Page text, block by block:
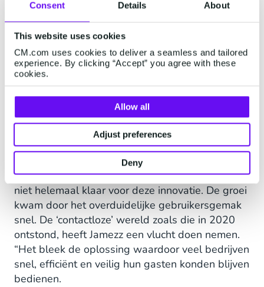
Consent Details About
This website uses cookies
CM.com uses cookies to deliver a seamless and tailored
experience. By clicking “Accept” you agree with these
cookies.
Allow all
Adjust preferences
Deny
een verlengstuk zijn, ook buiten de horeca. Zo is
er bijvoorbeeld een ondernemer die in
diervoeding doet die Jamezz gebruikt. Dat het
ook voor zulke doelgroepen een uikomst blijkt,
vinden we heel gaaf.”
CM.com als preferred
supplier
Toen Jamezz startte in 2017 was de markt nog
niet helemaal klaar voor deze innovatie. De groei
kwam door het overduidelijke gebruikersgemak
snel. De ‘contactloze’ wereld zoals die in 2020
ontstond, heeft Jamezz een vlucht doen nemen.
“Het bleek de oplossing waardoor veel bedrijven
snel, efficiënt en veilig hun gasten konden blijven
bedienen.